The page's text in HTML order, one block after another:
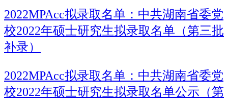
2022MPAcc拟录取名单：中共湖南省委党
校2022年硕士研究生拟录取名单（第三批
补录）
2022MPAcc拟录取名单：中共湖南省委党
校2022年硕士研究生拟录取名单公示（第